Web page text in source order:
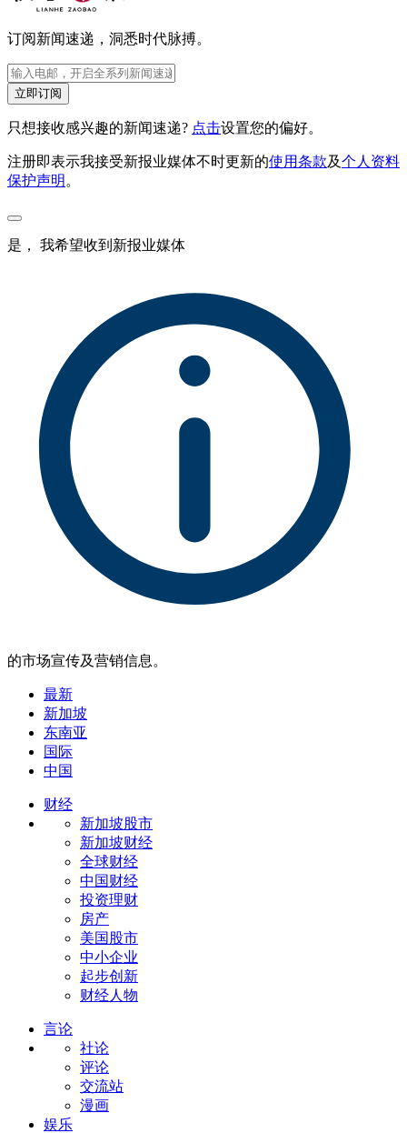
订阅新闻速递，洞悉时代脉搏。
立即订阅
只想接收感兴趣的新闻速递? 点击设置您的偏好。
注册即表示我接受新报业媒体不时更新的使用条款及个人资料
保护声明 。
是， 我希望收到新报业媒体
的市场宣传及营销信息。
最新
新加坡
东南亚
国际
中国
财经
新加坡股市
新加坡财经
全球财经
中国财经
投资理财
房产
美国股市
中小企业
起步创新
财经人物
言论
社论
评论
交流站
漫画
娱乐